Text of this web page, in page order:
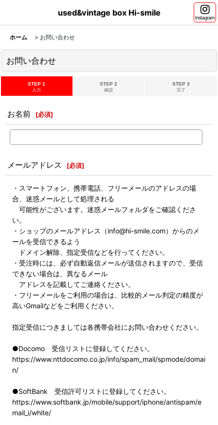
used&vintage box Hi-smile
Instagram
ホーム > お問い合わせ
お問い合わせ
STEP 1
入力
STEP 2
確認
STEP 3
完了
お名前 [必須]
メールアドレス [必須]
・スマートフォン、携帯電話、フリーメールのアドレスの場
合、迷惑メールとして処理される
可能性がございます。迷惑メールフォルダをご確認くださ
い。
・ショップのメールアドレス（info@hi-smile.com）からのメ
ールを受信できるよう
ドメイン解除、指定受信などを行ってください。
・受注時には、必ず自動返信メールが送信されますので、受信
できない場合は、異なるメール
アドレスを記載してご連絡ください。
・フリーメールをご利用の場合は、比較的メール判定の精度が
高いGmailなどをご利用ください。
指定受信につきましては各携帯会社にお問い合わせください。
●Docomo 受信リストに登録してください。
https://www.nttdocomo.co.jp/info/spam_mail/spmode/domai
n/
●SoftBank 受信許可リストに登録してください。
https://www.softbank.jp/mobile/support/iphone/antispam/e
mail_i/white/